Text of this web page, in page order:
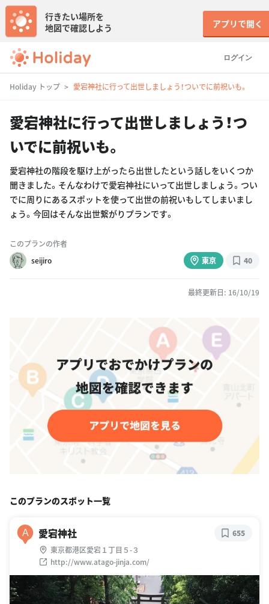
ログイン
行きたい場所を
地図で確認しよう
アプリで開く
Holiday トップ 愛宕神社に行って出世しましょう！ついでに前祝いも。
愛宕神社に行って出世しましょう！つ
いでに前祝いも。
愛宕神社の階段を駆け上がったら出世したという話しをいくつか
聞きました。そんなわけで愛宕神社にいって出世しましょう。つい
でに周りにあるスポットを使って出世の前祝いもしてしまいまし
ょう。今回はそんな出世繋がりプランです。
このプランの作者
seijiro
東京 40
最終更新日: 16/10/19
このプランのスポット一覧
A 愛宕神社
東京都港区愛宕１丁目５-３
http://www.atago-jinja.com/
655